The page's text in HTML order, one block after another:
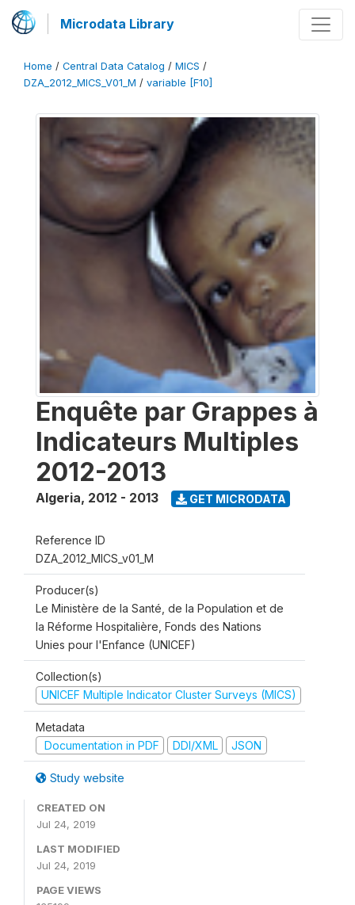
Microdata Library
Home / Central Data Catalog / MICS /
DZA_2012_MICS_V01_M / variable [F10]
Enquête par Grappes à
Indicateurs Multiples
2012-2013
Algeria, 2012 - 2013 GET MICRODATA
Reference ID
DZA_2012_MICS_v01_M
Producer(s)
Le Ministère de la Santé, de la Population et de
la Réforme Hospitalière, Fonds des Nations
Unies pour l'Enfance (UNICEF)
Collection(s)
UNICEF Multiple Indicator Cluster Surveys (MICS)
Metadata
Documentation in PDF
DDI/XML JSON
Study website
CREATED ON
Jul 24, 2019
LAST MODIFIED
Jul 24, 2019
PAGE VIEWS